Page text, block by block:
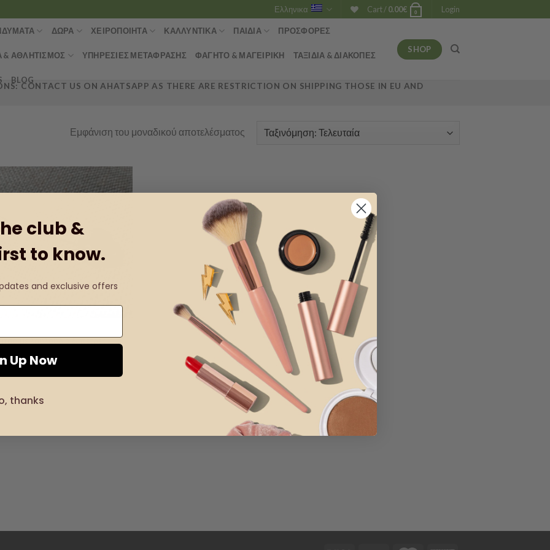
Ελληνικα Cart /0.00€ 0 Login
ΔΏΡΑ ΧΕΙΡΟΠΟΊΗΤΑ ΚΑΛΛΥΝΤΙΚΆ ΠΑΙΔΙΆ ΠΡΟΣΦΟΡΈΣ
& ΑΘΛΗΤΙΣΜΌΣ ΥΠΗΡΕΣΊΕΣ ΜΕΤΆΦΡΑΣΗΣ ΦΑΓΗΤΌ & ΜΑΓΕΙΡΙΚΉ ΤΑΞΊΔΙΑ & ΔΙΑΚΟΠΈΣ
BLOG
SHOP
CONTACT US ON AHATSAPP AS THERE ARE RESTRICTION ON SHIPPING THOSE IN EU AND
Εμφάνιση του μοναδικού αποτελέσματος
με λουλούδια & πέτρες
club &
to know.
and exclusive offers
Up Now
thanks